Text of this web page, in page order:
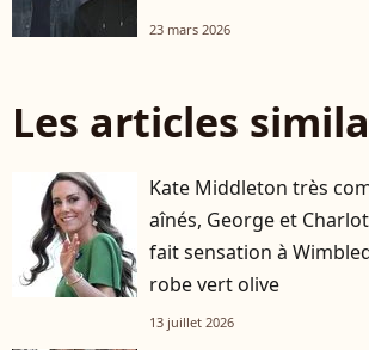
23 mars 2026
Les articles
Kate Middleton très
aînés, George et
fait sensation à
robe vert olive
13 juillet 2026